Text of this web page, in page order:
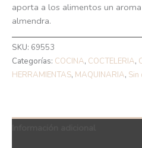
aporta a los alimentos un
almendra.
SKU: 69553
Categorías: COCINA, COCTELERIA,
HERRAMIENTAS, MAQUINARIA, Sin